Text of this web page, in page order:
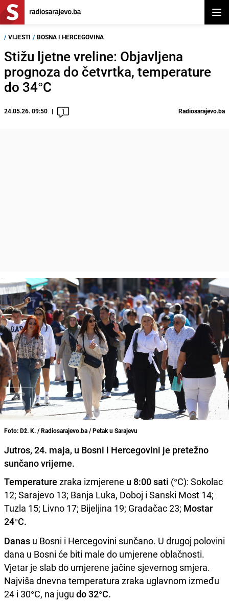
/ VIJESTI / BOSNA I HERCEGOVINA
Stižu ljetne vreline: Objavljena
prognoza do četvrtka, temperature
do 34°C
24.05.26. 09:50 1 Radiosarajevo.ba
Foto: Dž. K. / Radiosarajevo.ba / Petak u Sarajevu
Jutros, 24. maja, u Bosni i Hercegovini je pretežno
sunčano vrijeme.
Temperature zraka izmjerene u 8:00 sati (°C): Sokolac
12; Sarajevo 13; Banja Luka, Doboj i Sanski Most 14;
Tuzla 15; Livno 17; Bijeljina 19; Gradačac 23; Mostar
24°C.
Danas u Bosni i Hercegovini sunčano. U drugoj polovini
dana u Bosni će biti male do umjerene oblačnosti.
Vjetar je slab do umjerene jačine sjevernog smjera.
Najviša dnevna temperatura zraka uglavnom između
24 i 30°C, na jugu do 32°C.